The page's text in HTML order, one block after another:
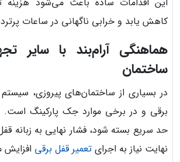
کاهش یابد و خرابی ناگهانی در ساعات
هماهنگی آرام‌بند با سایر
ساختمان
در بسیاری از ساختمان‌های پیروزی،
برقی و در برخی موارد جک پارکینگ است.
حد سریع بسته شود، فشار نهایی به زبانه
نهایت نیاز به اجرای تعمیر قفل برقی افزایش